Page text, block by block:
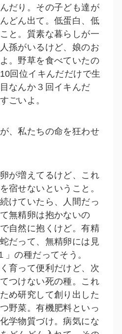
だり。その子ども達が
どん出て。低蛋白、低
と。質素な暮らしが一
孫がいるけど、娘のお
。野草を食べていたの
回位イキんだだけで生
なんか３回イキんだ
ごいよ。
、私たちの命を狂わせ
が増えてるけど、これ
宿せないということ。
けていたら、人間だっ
無精卵は抱かないの
自然に抱くけど。有精
だって、無精卵には見
の種だってそう。
育って便利だけど、次
つけない死の種。これ
め研究して創り出した
野菜。有機肥料といっ
学物質づけ。病気にな